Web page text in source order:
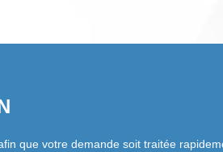
que votre demande soit traitée